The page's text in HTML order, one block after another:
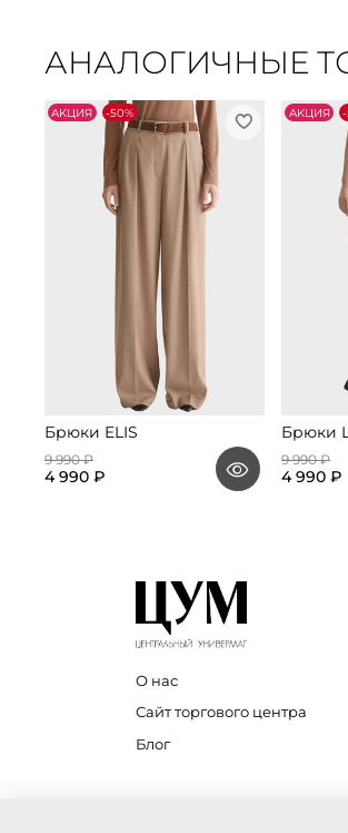
АНАЛОГИЧНЫЕ
АKЦИЯ -50%
Брюки ELIS
9 990 ₽
4 990 ₽
АKЦИЯ
Брюки
9 990 ₽
4 990 ₽
О нас
Сайт торгового центра
Блог